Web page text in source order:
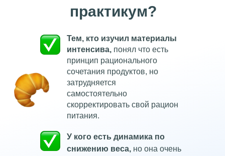
практикум?
У кого есть динамика по
снижению веса, но она очень
Тем, кто изучил материалы
интенсива, понял что есть
принцип рационального
сочетания продуктов, но
затрудняется
самостоятельно
скорректировать свой рацион
питания.